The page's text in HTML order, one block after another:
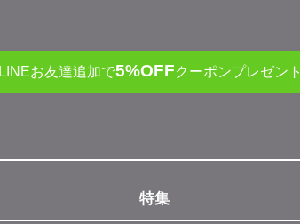
LINEお友達追加で5%OFFクーポンプレゼント
特集